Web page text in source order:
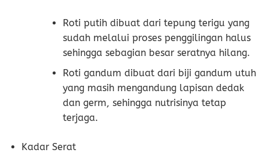
Roti putih dibuat dari tepung terigu yang
sudah melalui proses penggilingan halus
sehingga sebagian besar seratnya hilang.
Roti gandum dibuat dari biji gandum utuh
yang masih mengandung lapisan dedak
dan germ, sehingga nutrisinya tetap
terjaga.
Kadar Serat